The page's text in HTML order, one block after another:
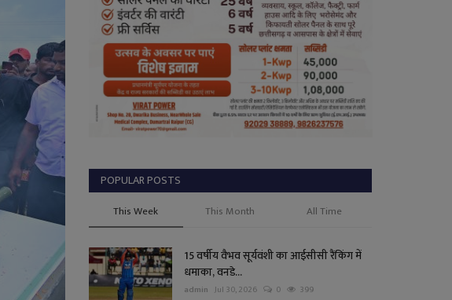
POPULAR POSTS
This Week This Month All Time
15 वर्षीय वैभव सूर्यवंशी का आईसीसी रैंकिंग में
धमाका, वनडे...
admin Jul 30, 2026 0 399